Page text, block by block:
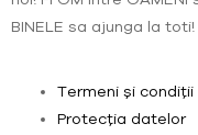
BINELE sa ajunga la toti!
Termeni și condiții
Protecția datelor